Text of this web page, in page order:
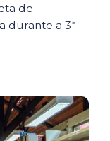
de
durante a 3ª